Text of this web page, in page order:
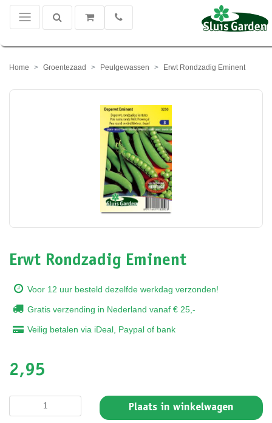
Home Groentezaad Peulgewassen Erwt Rondzadig Eminent
Erwt Rondzadig Eminent
Voor 12 uur besteld dezelfde werkdag verzonden!
Gratis verzending in Nederland vanaf € 25,-
Veilig betalen via iDeal, Paypal of bank
2,95
Plaats in winkelwagen